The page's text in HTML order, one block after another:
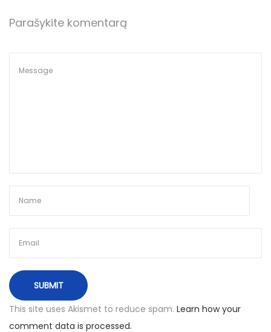
Parašykite komentarą
This site uses Akismet to reduce spam. Learn how your
comment data is processed.